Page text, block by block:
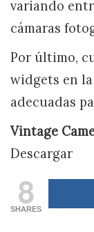
variando
cámaras
Por último,
widgets en
adecuadas
Vintage
Descargar
8
SHARES